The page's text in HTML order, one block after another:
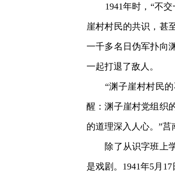
1941年时，“不交
崖村村民的共识，甚
一千多名日伪军扑向
一起打退了敌人。
“渊子崖村村民的
醒：渊子崖村党组织
的道理深入人心。”莒
除了从识字班上学
是戏剧。1941年5月